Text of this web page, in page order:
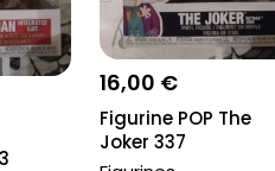
16,00 €
Figurine POP The
Joker 337